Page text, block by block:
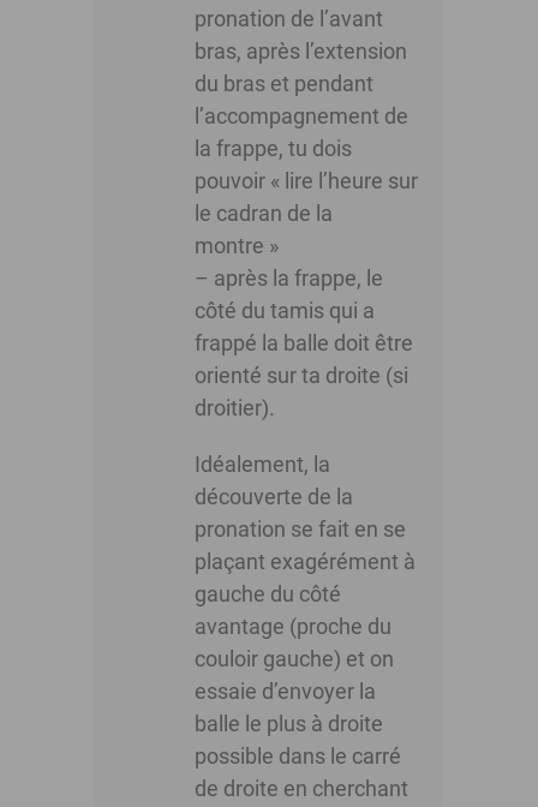
pronation de l’avant
bras, après l’extension
du bras et pendant
l’accompagnement de
la frappe, tu dois
pouvoir « lire l’heure sur
le cadran de la
montre »
– après la frappe, le
côté du tamis qui a
frappé la balle doit être
orienté sur ta droite (si
droitier).
Idéalement, la
découverte de la
pronation se fait en se
plaçant exagérément à
gauche du côté
avantage (proche du
couloir gauche) et on
essaie d’envoyer la
balle le plus à droite
possible dans le carré
de droite en cherchant